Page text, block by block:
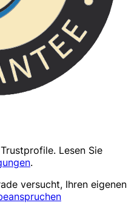
Trustprofile. Lesen Sie
.
versucht, Ihren eigenen